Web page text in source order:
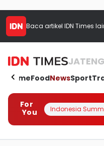
Baca artikel IDN Times
JATENG
HomeFoodNewsSport
For
You
Indonesia